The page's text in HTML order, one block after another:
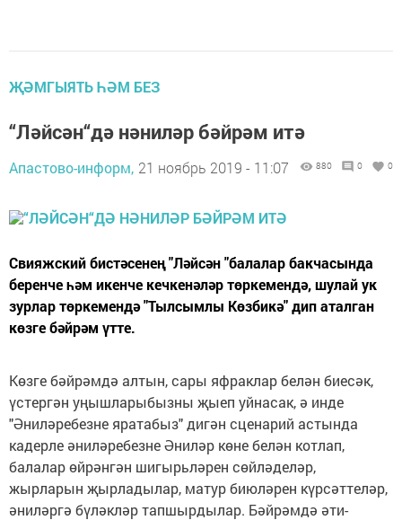
ҖӘМГЫЯТЬ ҺӘМ БЕЗ
“Ләйсән“дә нәниләр бәйрәм итә
Апастово-информ, 21 ноябрь 2019 - 11:07 880 0 0
Свияжский бистәсенең "Ләйсән "балалар бакчасында
беренче һәм икенче кечкенәләр төркемендә, шулай ук
зурлар төркемендә "Тылсымлы Көзбикә" дип аталган
көзге бәйрәм үтте.
Көзге бәйрәмдә алтын, сары яфраклар белән биесәк,
үстергән уңышларыбызны җыеп уйнасак, ә инде
"Әниләребезне яратабыз" дигән сценарий астында
кадерле әниләребезне Әниләр көне белән котлап,
балалар өйрәнгән шигырьләрен сөйләделәр,
жырларын җырладылар, матур биюләрен күрсәттеләр,
әниләргә бүләкләр тапшырдылар. Бәйрәмдә әти-